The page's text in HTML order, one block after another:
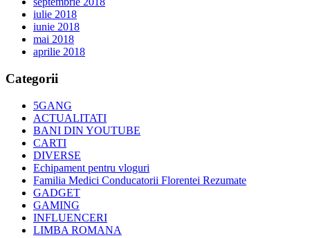
iulie 2018
iunie 2018
mai 2018
aprilie 2018
Categorii
5GANG
ACTUALITATI
BANI DIN YOUTUBE
CARTI
DIVERSE
Echipament pentru vloguri
Familia Medici Conducatorii Florentei Rezumate
GADGET
GAMING
INFLUENCERI
LIMBA ROMANA